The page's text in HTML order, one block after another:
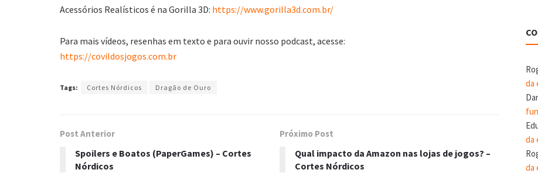
Acessórios Realísticos é na Gorilla 3D: https://www.gorilla3d.com.br/
Para mais vídeos, resenhas em texto e para ouvir nosso podcast, acesse:
https://covildosjogos.com.br
Tags: Cortes Nórdicos Dragão de Ouro
Post Anterior
Spoilers e Boatos (PaperGames) – Cortes
Nórdicos
Próximo Post
Qual impacto da Amazon nas lojas de jogos? –
Cortes Nórdicos
da
da
da